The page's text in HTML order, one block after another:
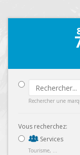
Rechercher une
Vous recherchez:
Services
Tourisme, ...